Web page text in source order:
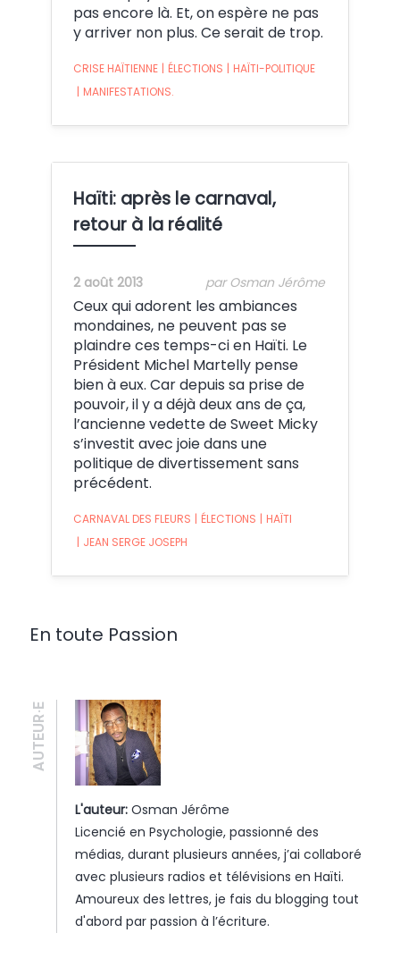
pas encore là. Et, on espère ne pas
y arriver non plus. Ce serait de trop.
CRISE HAÏTIENNE | ÉLECTIONS | HAÏTI-POLITIQUE
| MANIFESTATIONS.
Haïti: après le carnaval,
retour à la réalité
2 août 2013 par Osman Jérôme
Ceux qui adorent les ambiances
mondaines, ne peuvent pas se
plaindre ces temps-ci en Haïti. Le
Président Michel Martelly pense
bien à eux. Car depuis sa prise de
pouvoir, il y a déjà deux ans de ça,
l’ancienne vedette de Sweet Micky
s’investit avec joie dans une
politique de divertissement sans
précédent.
CARNAVAL DES FLEURS | ÉLECTIONS | HAÏTI
| JEAN SERGE JOSEPH
En toute Passion
AUTEUR·E
L'auteur: Osman Jérôme
Licencié en Psychologie, passionné des
médias, durant plusieurs années, j’ai collaboré
avec plusieurs radios et télévisions en Haïti.
Amoureux des lettres, je fais du blogging tout
d'abord par passion à l’écriture.